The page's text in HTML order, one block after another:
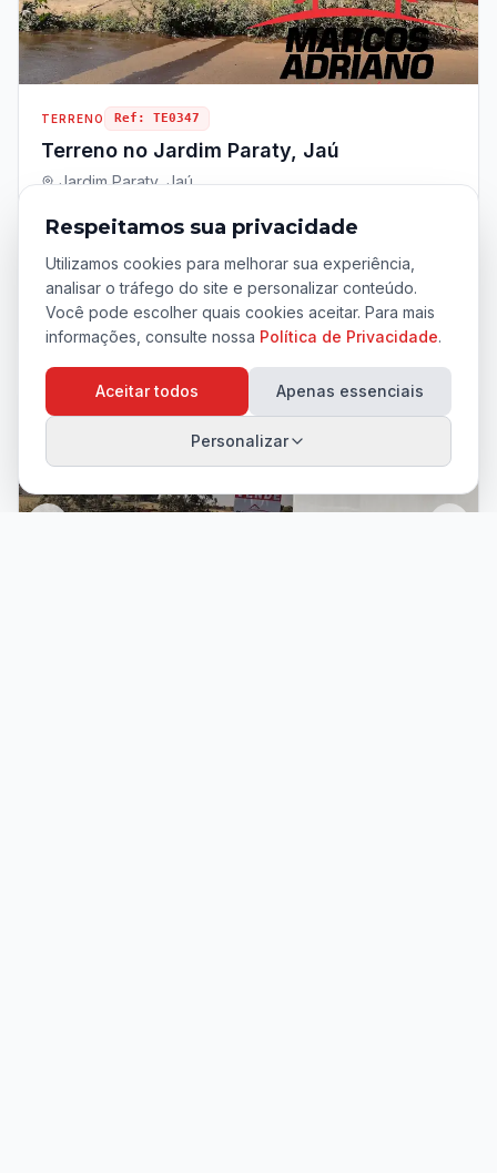
TERRENO Ref: TE0347
Terreno no Jardim Paraty, Jaú
Jardim Paraty, Jaú
0 0 m²
A PARTIR DE
R$ 100.000,00
Respeitamos sua privacidade
Utilizamos cookies para melhorar sua experiência,
analisar o tráfego do site e personalizar conteúdo.
Você pode escolher quais cookies aceitar. Para mais
informações, consulte nossa Política de Privacidade.
Aceitar todos Apenas essenciais
Personalizar